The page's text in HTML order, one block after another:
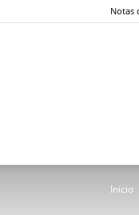
Notas
Inicio